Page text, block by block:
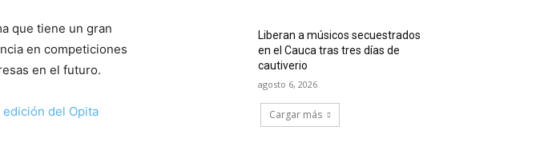
que tiene un gran
en competiciones
en el futuro.
del Opita
Liberan a músicos secuestrados
en el Cauca tras tres días de
cautiverio
agosto 6, 2026
Cargar más